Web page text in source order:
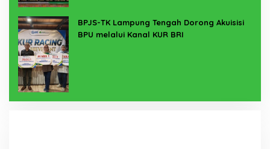
BPJS-TK Lampung Tengah Dorong Akuisisi
BPU melalui Kanal KUR BRI